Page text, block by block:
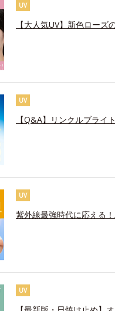
UV
【大人気UV】新色ローズ
UV
【Q&A】リンクルブライ
UV
紫外線最強時代に応える
UV